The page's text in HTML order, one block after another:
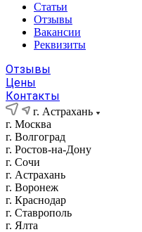
Статьи
Отзывы
Вакансии
Реквизиты
Отзывы
Цены
Контакты
г. Астрахань
г. Москва
г. Волгоград
г. Ростов-на-Дону
г. Сочи
г. Астрахань
г. Воронеж
г. Краснодар
г. Ставрополь
г. Ялта